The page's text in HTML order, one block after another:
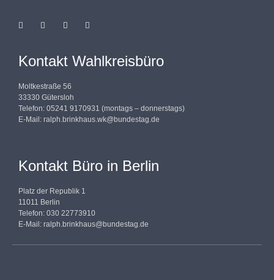
Kontakt Wahlkreisbüro
Moltkestraße 56
33330 Gütersloh
Telefon: 05241 9170931 (montags – donnerstags)
E-Mail: ralph.brinkhaus.wk@bundestag.de
Kontakt Büro in Berlin
Platz der Republik 1
11011 Berlin
Telefon: 030 22773910
E-Mail: ralph.brinkhaus@bundestag.de